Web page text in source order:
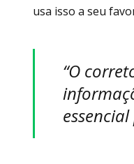
usa isso a seu
“O